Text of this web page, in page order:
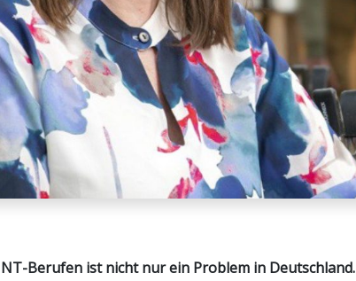
Berufen ist nicht nur ein Problem in Deutschland.